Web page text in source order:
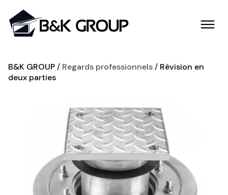
B&K GROUP Regards professionnels
Révision en
deux parties